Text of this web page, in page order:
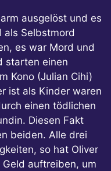
ausgelöst und es
als Selbstmord
es war Mord und
starten einen
Kono (Julian Cihi)
ist als Kinder waren
einen tödlichen
Diesen Fakt
beiden. Alle drei
so hat Oliver
auftreiben, um